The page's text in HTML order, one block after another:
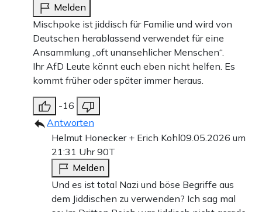
Melden
Mischpoke ist jiddisch für Familie und wird von
Deutschen herablassend verwendet für eine
Ansammlung „oft unansehlicher Menschen“.
Ihr AfD Leute könnt euch eben nicht helfen. Es
kommt früher oder später immer heraus.
-16
Antworten
Helmut Honecker + Erich Kohl09.05.2026 um
21:31 Uhr90T
Melden
Und es ist total Nazi und böse Begriffe aus
dem Jiddischen zu verwenden? Ich sag mal